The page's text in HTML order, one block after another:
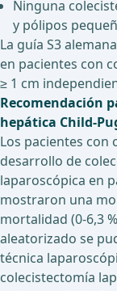
Ninguna
y pólipos
La guía S3
en pacientes con
≥ 1 cm
Recomendación
hepática Child-
Los pacientes con
desarrollo de
laparoscópica en
mostraron una
mortalidad (0-6,3
aleatorizado se
técnica
colecistectomía